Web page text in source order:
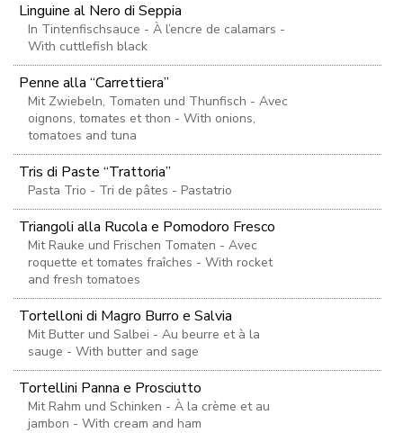
Linguine al Nero di Seppia
In Tintenfischsauce - À l’encre de calamars -
With cuttlefish black
Penne alla “Carrettiera”
Mit Zwiebeln, Tomaten und Thunfisch - Avec
oignons, tomates et thon - With onions,
tomatoes and tuna
Tris di Paste “Trattoria”
Pasta Trio - Tri de pâtes - Pastatrio
Triangoli alla Rucola e Pomodoro Fresco
Mit Rauke und Frischen Tomaten - Avec
roquette et tomates fraîches - With rocket
and fresh tomatoes
Tortelloni di Magro Burro e Salvia
Mit Butter und Salbei - Au beurre et à la
sauge - With butter and sage
Tortellini Panna e Prosciutto
Mit Rahm und Schinken - À la crème et au
jambon - With cream and ham